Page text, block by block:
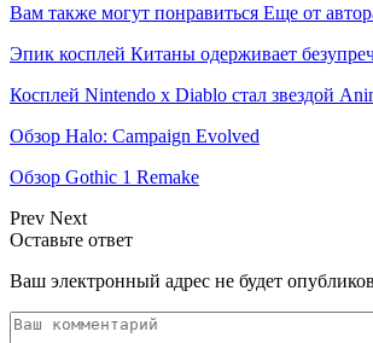
Вам также могут понравиться Еще от
Эпик косплей Китаны одерживает
Косплей Nintendo x Diablo стал звездой
Обзор Halo: Campaign Evolved
Обзор Gothic 1 Remake
Prev Next
Оставьте ответ
Ваш электронный адрес не будет